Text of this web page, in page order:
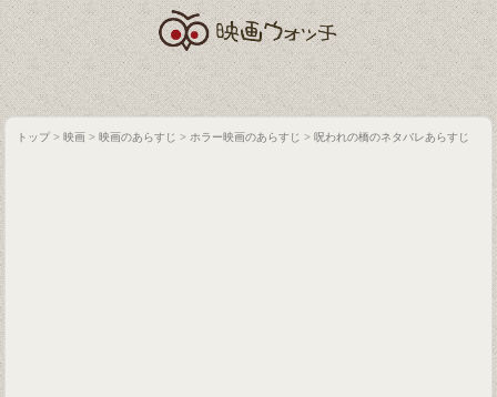
トップ>映画 >映画のあらすじ > ホラー映画のあらすじ >呪われの橋のネタバレあらすじ